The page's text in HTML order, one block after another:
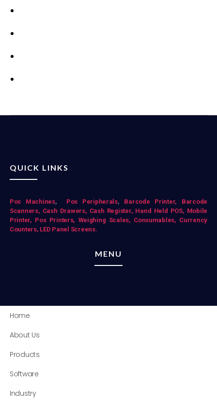
QUICK LINKS
Pos Mac hines, Pos Peripherals, Barcode Printer,
Barcode
Scanners, Cash Drawers, Cash Register, Hand Held POS, Mobile
Printer, Pos Printers, Weighing Scales, Consumables, Currency
Counters, LED Panel Screens.
MENU
Home
About Us
Products
Software
Industry